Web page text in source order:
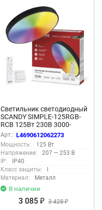
Светильник светодиодный
SCANDY SIMPLE-125RGB-
RCB 125Вт 230В 3000-
6500K 10000Лм 400x50мм
пульт ДУ черный IN HOME
Арт.: L4690612062273
Мощность:
125 Вт
Напряжение:
207 — 253 В
IP:
IP40
Класс защиты:
I
Материал:
Металл
В наличии
3 085 ₽ 3 428₽